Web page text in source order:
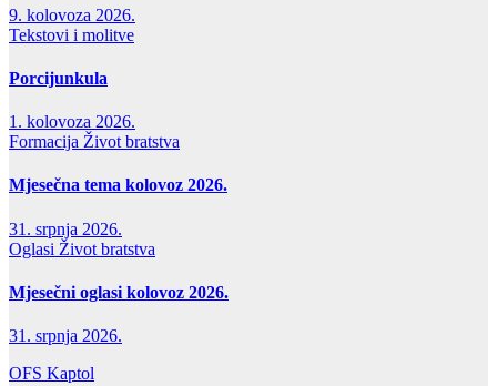
9. kolovoza 2026.
Tekstovi i molitve
Porcijunkula
1. kolovoza 2026.
Formacija Život bratstva
Mjesečna tema kolovoz 2026.
31. srpnja 2026.
Oglasi Život bratstva
Mjesečni oglasi kolovoz 2026.
31. srpnja 2026.
OFS Kaptol